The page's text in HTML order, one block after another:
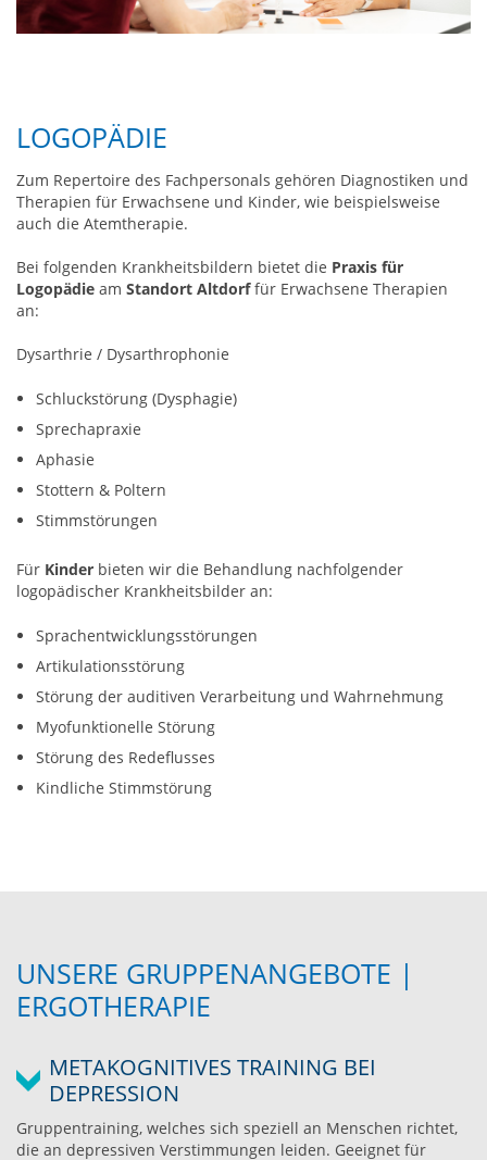
LOGOPÄDIE
Zum Repertoire des Fachpersonals gehören Diagnostiken und
Therapien für Erwachsene und Kinder, wie beispielsweise
auch die Atemtherapie.
Bei folgenden Krankheitsbildern bietet die Praxis für
Logopädie am Standort Altdorffür Erwachsene Therapien
an:
Dysarthrie / Dysarthrophonie
Schluckstörung (Dysphagie)
Sprechapraxie
Aphasie
Stottern & Poltern
Stimmstörungen
Für Kinder bieten wir die Behandlung nachfolgender
logopädischer Krankheitsbilder an:
Sprachentwicklungsstörungen
Artikulationsstörung
Störung der auditiven Verarbeitung und Wahrnehmung
Myofunktionelle Störung
Störung des Redeflusses
Kindliche Stimmstörung
UNSERE GRUPPENANGEBOTE |
ERGOTHERAPIE
METAKOGNITIVES TRAINING BEI
DEPRESSION
Gruppentraining, welches sich speziell an Menschen richtet,
die an depressiven Verstimmungen leiden. Geeignet für